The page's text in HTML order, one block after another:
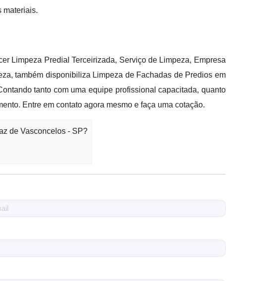
materiais.
Limpeza Predial Terceirizada, Serviço de Limpeza, Empresa
também disponibiliza Limpeza de Fachadas de Predios em
tanto com uma equipe profissional capacitada, quanto
Entre em contato agora mesmo e faça uma cotação.
de Vasconcelos - SP?